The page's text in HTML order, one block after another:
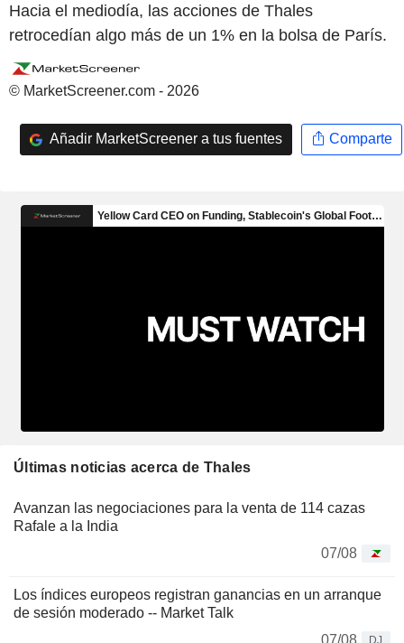
Hacia el mediodía, las acciones de Thales
retrocedían algo más de un 1% en la bolsa de París.
© MarketScreener.com - 2026
Añadir MarketScreener a tus fuentes Comparte
Últimas noticias acerca de Thales
Avanzan las negociaciones para la venta de 114 cazas
Rafale a la India
07/08
Los índices europeos registran ganancias en un arranque
de sesión moderado -- Market Talk
07/08
DJ